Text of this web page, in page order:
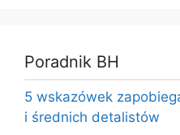
Poradnik BH
5 wskazówek
i średnich detalistów